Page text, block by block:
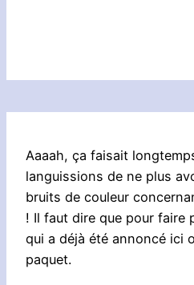
Aaaah, ça faisait
languissions de ne plus
bruits de couleur
! Il faut dire que pour faire
qui a déjà été annoncé ici
paquet.